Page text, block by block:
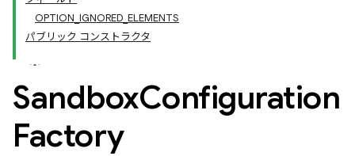
OPTION_IGNORED_ELEMENTS
パブリック コンストラクタ
SandboxConfiguration
Factory